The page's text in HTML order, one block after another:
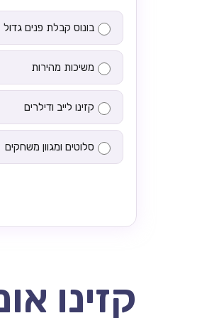
בונוס קבלת פנים גדול
משיכות מהירות
קזינו לייב ודילרים
סלוטים ומגוון משחקים
קזינו